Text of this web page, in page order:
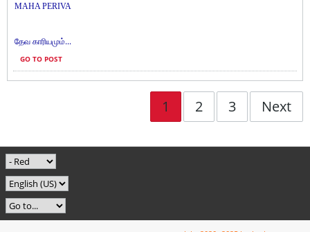
MAHA PERIVA
தேவ காரியமும்...
GO TO POST
1 2 3 Next